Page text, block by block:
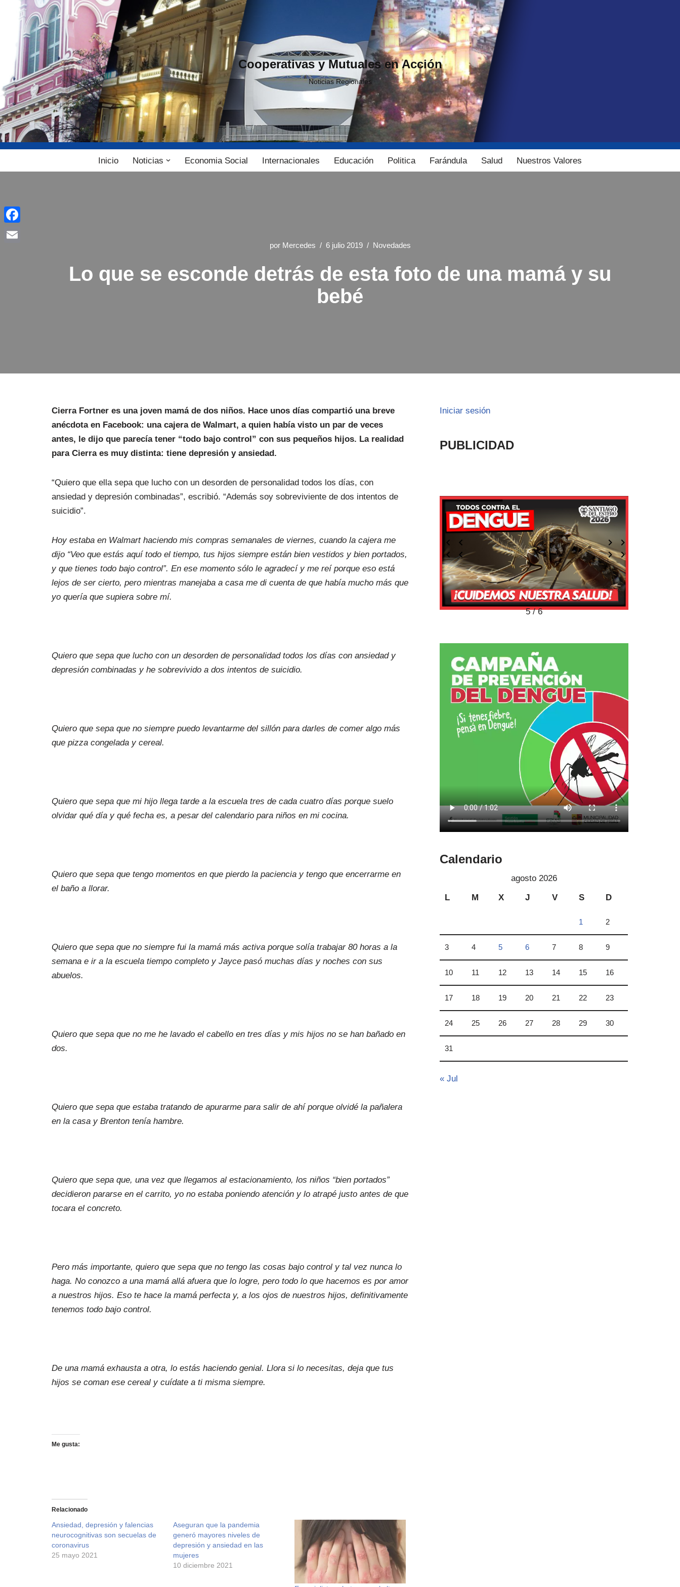
contenido
Cooperativas y Mutuales en Acción
Noticias Regionales
Inicio Noticias Economia Social Internacionales Educación Politica Farándula Salud Nuestros Valores
por Mercedes 6 julio 2019 Novedades
Lo que se esconde detrás de esta foto de una mamá y su
bebé
Cierra Fortner es una joven mamá de dos niños. Hace unos días compartió una breve
anécdota en Facebook: una cajera de Walmart, a quien había visto un par de veces
antes, le dijo que parecía tener “todo bajo control” con sus pequeños hijos. La realidad
para Cierra es muy distinta: tiene depresión y ansiedad.
“Quiero que ella sepa que lucho con un desorden de personalidad todos los días, con
ansiedad y depresión combinadas”, escribió. “Además soy sobreviviente de dos intentos de
suicidio”.
Hoy estaba en Walmart haciendo mis compras semanales de viernes, cuando la cajera me
dijo “Veo que estás aquí todo el tiempo, tus hijos siempre están bien vestidos y bien portados,
y que tienes todo bajo control”. En ese momento sólo le agradecí y me reí porque eso está
lejos de ser cierto, pero mientras manejaba a casa me di cuenta de que había mucho más que
yo quería que supiera sobre mí.
Quiero que sepa que lucho con un desorden de personalidad todos los días con ansiedad y
depresión combinadas y he sobrevivido a dos intentos de suicidio.
Quiero que sepa que no siempre puedo levantarme del sillón para darles de comer algo más
que pizza congelada y cereal.
Quiero que sepa que mi hijo llega tarde a la escuela tres de cada cuatro días porque suelo
olvidar qué día y qué fecha es, a pesar del calendario para niños en mi cocina.
Quiero que sepa que tengo momentos en que pierdo la paciencia y tengo que encerrarme en
el baño a llorar.
Quiero que sepa que no siempre fui la mamá más activa porque solía trabajar 80 horas a la
semana e ir a la escuela tiempo completo y Jayce pasó muchas días y noches con sus
abuelos.
Quiero que sepa que no me he lavado el cabello en tres días y mis hijos no se han bañado en
dos.
Quiero que sepa que estaba tratando de apurarme para salir de ahí porque olvidé la pañalera
en la casa y Brenton tenía hambre.
Quiero que sepa que, una vez que llegamos al estacionamiento, los niños “bien portados”
decidieron pararse en el carrito, yo no estaba poniendo atención y lo atrapé justo antes de que
tocara el concreto.
Pero más importante, quiero que sepa que no tengo las cosas bajo control y tal vez nunca lo
haga. No conozco a una mamá allá afuera que lo logre, pero todo lo que hacemos es por amor
a nuestros hijos. Eso te hace la mamá perfecta y, a los ojos de nuestros hijos, definitivamente
tenemos todo bajo control.
De una mamá exhausta a otra, lo estás haciendo genial. Llora si lo necesitas, deja que tus
hijos se coman ese cereal y cuídate a ti misma siempre.
Me gusta:
Relacionado
Ansiedad, depresión y falencias
neurocognitivas son secuelas de
coronavirus
25 mayo 2021
Aseguran que la pandemia
generó mayores niveles de
depresión y ansiedad en las
mujeres
10 diciembre 2021
Iniciar sesión
PUBLICIDAD
6 / 6
Calendario
agosto 2026
L
M X J V S D
1 2
3 4 5 6 7 8 9
10 11 12 13 14 15 16
17 18 19 20 21 22 23
24 25 26 27 28 29 30
31
« Jul
Facebook